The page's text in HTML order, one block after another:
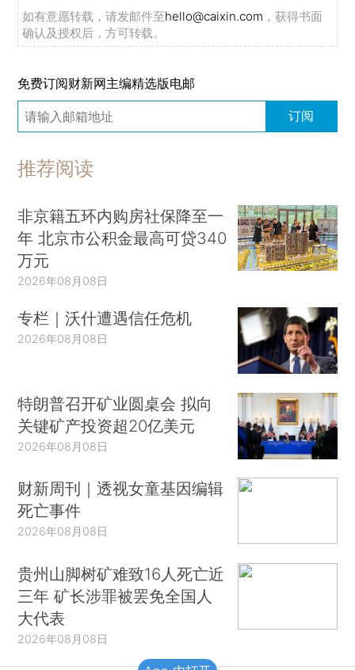
如有意愿转载，请发邮件至hello@caixin.com ，获得书面
确认及授权后，方可转载。
免费订阅财新网主编精选版电邮
订阅
推荐阅读
非京籍五环内购房社保降至一
年 北京市公积金最高可贷340
万元
2026年08月08日
专栏｜沃什遭遇信任危机
2026年08月08日
特朗普召开矿业圆桌会 拟向
关键矿产投资超20亿美元
2026年08月08日
财新周刊｜透视女童基因编辑
死亡事件
2026年08月08日
贵州山脚树矿难致16人死亡近
三年 矿长涉罪被罢免全国人
大代表
2026年08月08日